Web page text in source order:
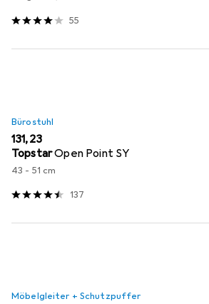
55
Bürostuhl
EUR
131,23
TopstarOpen Point SY
43 - 51 cm
137
Möbelgleiter + Schutzpuffer